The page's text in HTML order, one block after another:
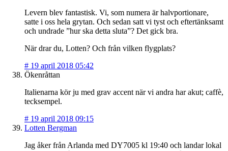
Levern blev fantastisk. Vi, som numera är halvportionare,
satte i oss hela grytan. Och sedan satt vi tyst och eftertänksamt
och undrade ”hur ska detta sluta”? Det gick bra.
När drar du, Lotten? Och från vilken flygplats?
# 19 april 2018 05:42
Ökenråttan
Italienarna kör ju med grav accent när vi andra har akut; caffè,
tecksempel.
# 19 april 2018 09:15
Lotten Bergman
Jag åker från Arlanda med DY7005 kl 19:40 och landar lokal